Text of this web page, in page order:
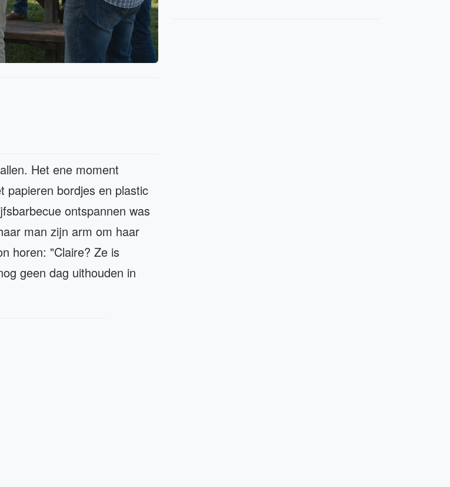
Het ene moment
papieren bordjes en plastic
ontspannen was
man zijn arm om haar
horen: "Claire? Ze is
geen dag uithouden in